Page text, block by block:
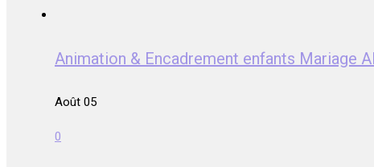
Animation & Encadrement enfants Mariage
Août 05
0